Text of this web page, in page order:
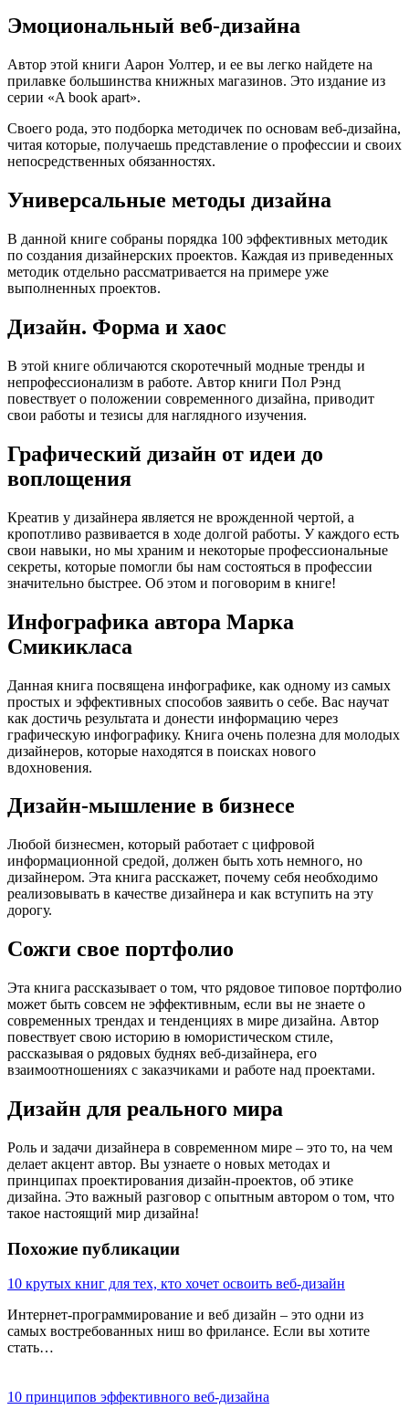
Эмоциональный веб-дизайна
Автор этой книги Аарон Уолтер, и ее вы легко найдете на
прилавке большинства книжных магазинов. Это издание из
серии «A book apart».
Своего рода, это подборка методичек по основам веб-дизайна,
читая которые, получаешь представление о профессии и своих
непосредственных обязанностях.
Универсальные методы дизайна
В данной книге собраны порядка 100 эффективных методик
по создания дизайнерских проектов. Каждая из приведенных
методик отдельно рассматривается на примере уже
выполненных проектов.
Дизайн. Форма и хаос
В этой книге обличаются скоротечный модные тренды и
непрофессионализм в работе. Автор книги Пол Рэнд
повествует о положении современного дизайна, приводит
свои работы и тезисы для наглядного изучения.
Графический дизайн от идеи до
воплощения
Креатив у дизайнера является не врожденной чертой, а
кропотливо развивается в ходе долгой работы. У каждого есть
свои навыки, но мы храним и некоторые профессиональные
секреты, которые помогли бы нам состояться в профессии
значительно быстрее. Об этом и поговорим в книге!
Инфографика автора Марка
Смикикласа
Данная книга посвящена инфографике, как одному из самых
простых и эффективных способов заявить о себе. Вас научат
как достичь результата и донести информацию через
графическую инфографику. Книга очень полезна для молодых
дизайнеров, которые находятся в поисках нового
вдохновения.
Дизайн-мышление в бизнесе
Любой бизнесмен, который работает с цифровой
информационной средой, должен быть хоть немного, но
дизайнером. Эта книга расскажет, почему себя необходимо
реализовывать в качестве дизайнера и как вступить на эту
дорогу.
Сожги свое портфолио
Эта книга рассказывает о том, что рядовое типовое портфолио
может быть совсем не эффективным, если вы не знаете о
современных трендах и тенденциях в мире дизайна. Автор
повествует свою историю в юмористическом стиле,
рассказывая о рядовых буднях веб-дизайнера, его
взаимоотношениях с заказчиками и работе над проектами.
Дизайн для реального мира
Роль и задачи дизайнера в современном мире – это то, на чем
делает акцент автор. Вы узнаете о новых методах и
принципах проектирования дизайн-проектов, об этике
дизайна. Это важный разговор с опытным автором о том, что
такое настоящий мир дизайна!
Похожие публикации
10 крутых книг для тех, кто хочет освоить веб-дизайн
Интернет-программирование и веб дизайн – это одни из
самых востребованных ниш во фрилансе. Если вы хотите
стать…
10 принципов эффективного веб-дизайна